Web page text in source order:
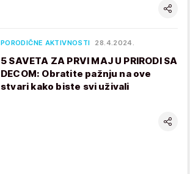
PORODIČNE AKTIVNOSTI 28.4.2024.
5 SAVETA ZA PRVI MAJ U PRIRODI SA
DECOM: Obratite pažnju na ove
stvari kako biste svi uživali